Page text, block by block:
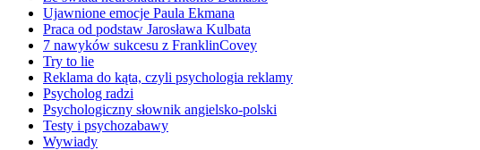
Ujawnione emocje Paula Ekmana
Praca od podstaw Jarosława Kulbata
7 nawyków sukcesu z FranklinCovey
Try to lie
Reklama do kąta, czyli psychologia reklamy
Psycholog radzi
Psychologiczny słownik angielsko-polski
Testy i psychozabawy
Wywiady